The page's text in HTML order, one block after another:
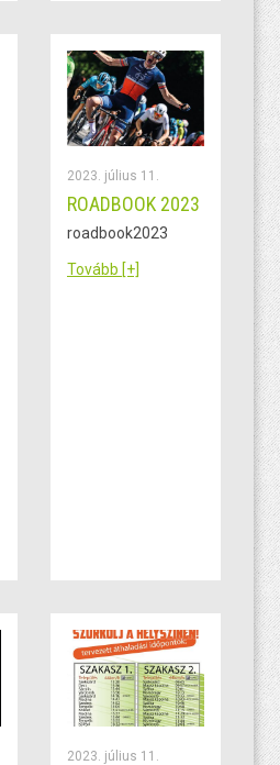
2023. július 11.
ROADBOOK 2023
roadbook2023
Tovább [+]
2023. július 11.